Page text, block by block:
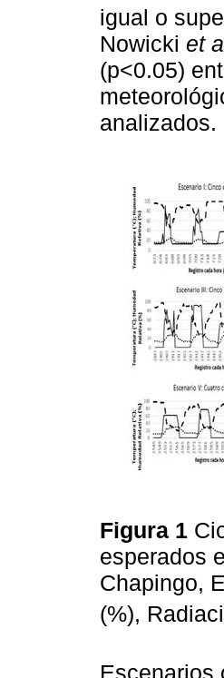
igual o
Nowicki et
(p<0.05)
analizados.
Figura 1
esperados
Chapingo,
(%),
Escenarios